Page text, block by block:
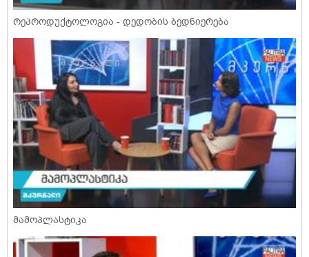
რეპროდუქტოლოგია - დედობის ბედნიერება
მამოპლასტიკა